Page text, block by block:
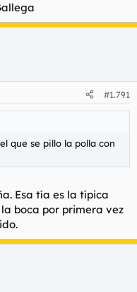
#1.791
que se pillo la polla con
Esa tía es la típica
boca por primera vez